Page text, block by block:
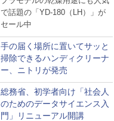
で話題の「YD-180（LH）」が
セール中
手の届く場所に置いてサッと
掃除できるハンディクリーナ
ー、ニトリが発売
総務省、初学者向け「社会人
のためのデータサイエンス入
門」リニューアル開講